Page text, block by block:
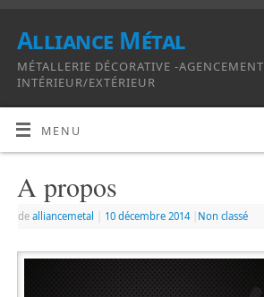
Alliance Métal
MÉTALLERIE DÉCORATIVE -AGENCEMENT
INTÉRIEUR/EXTÉRIEUR
MENU
A propos
de alliancemetal 10 décembre 2014 Non classé